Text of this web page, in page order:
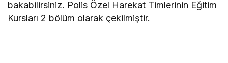
bakabilirsiniz. Polis Özel Harekat Timlerinin Eğitim
Kursları 2 bölüm olarak çekilmiştir.